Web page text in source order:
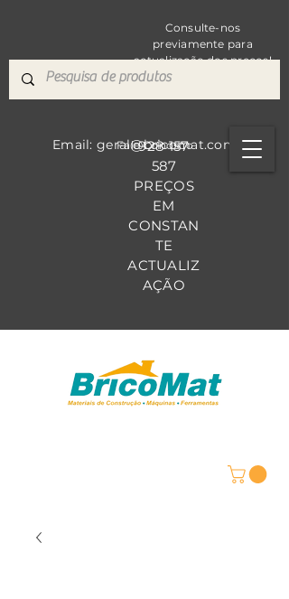
Consulte-nos
previamente para
actualização dos preços!
928 157
587
PREÇOS
EM
CONSTAN
TE
ACTUALIZ
AÇÃO
Fale Conosco
Email: geral@bricomat.com